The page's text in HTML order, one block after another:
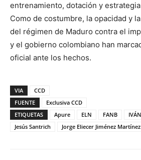
entrenamiento, dotación y
Como de costumbre, la opacidad y
del régimen de Maduro contra el
y el gobierno colombiano han
oficial ante los hechos.
VIA
CCD
FUENTE
Exclusiva CCD
ETIQUETAS
Apure ELN FANB
Jesús Santrich
Jorge Eliecer Jiménez Martínez